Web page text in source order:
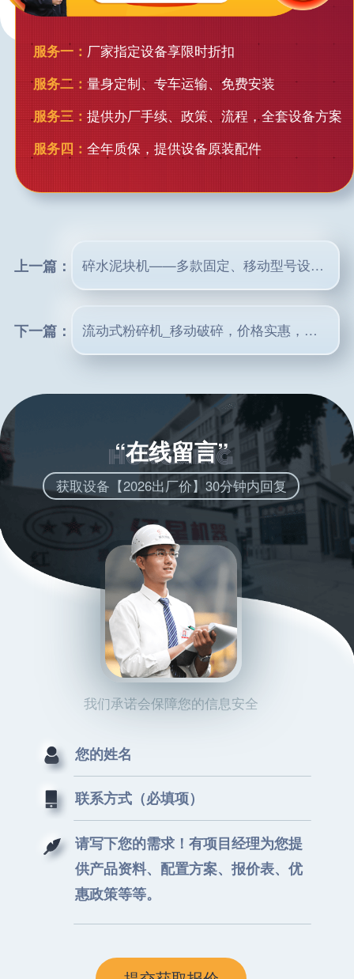
服务一： 厂家指定设备享限时折扣
服务二： 量身定制、专车运输、免费安装
服务三： 提供办厂手续、政策、流程，全套设备方案
服务四： 全年质保，提供设备原装配件
上一篇： 碎水泥块机——多款固定、移动型号设备任选
下一篇： 流动式粉碎机_移动破碎，价格实惠，玩转砂厂不费事
“在线留言”
获取设备【2026出厂价】30分钟内回复
我们承诺会保障您的信息安全